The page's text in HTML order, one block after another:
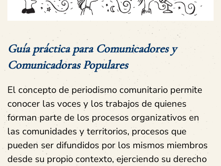
Guía práctica para Comunicadores y
Comunicadoras Populares
El concepto de periodismo comunitario permite
conocer las voces y los trabajos de quienes
forman parte de los procesos organizativos en
las comunidades y territorios, procesos que
pueden ser difundidos por los mismos miembros
desde su propio contexto, ejerciendo su derecho